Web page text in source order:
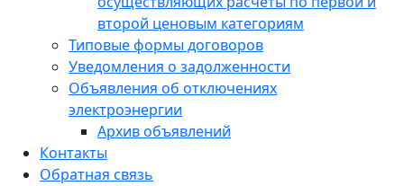
второй ценовым категориям
Типовые формы договоров
Уведомления о задолженности
Объявления об отключениях
электроэнергии
Архив объявлений
Контакты
Обратная связь